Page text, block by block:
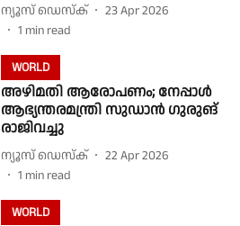
ന്യൂസ് ഡെസ്ക്
23 Apr 2026
1 min read
WORLD
അഴിമതി ആരോപണം; നേപ്പാൾ
ആഭ്യന്തരമന്ത്രി സുഡാൻ ഗുരുങ്
രാജിവച്ചു
ന്യൂസ് ഡെസ്ക്
22 Apr 2026
1 min read
WORLD